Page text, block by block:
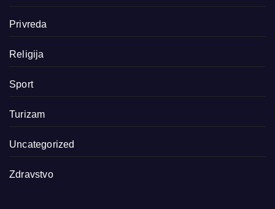
Privreda
Religija
Sport
Turizam
Uncategorized
Zdravstvo